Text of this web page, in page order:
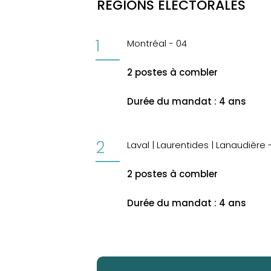
RÉGIONS ÉLECTORALES
Montréal - 04
2 postes à combler
Durée du mandat : 4 ans
Laval | Laurentides | Lanaudière
2 postes à combler
Durée du mandat : 4 ans